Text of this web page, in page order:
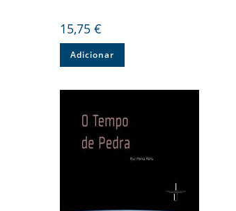
15,75 €
Adicionar